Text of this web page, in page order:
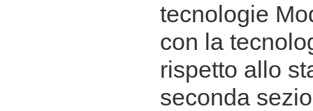
tecnologie
con la
rispetto allo
seconda